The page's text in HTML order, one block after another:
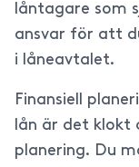
låntagare som
ansvar för att
i låneavtalet.
Finansiell
lån är det klokt
planering. Du